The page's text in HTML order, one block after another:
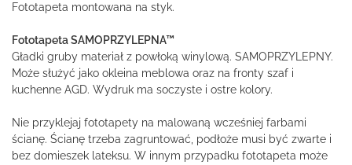
Fototapeta montowana na styk.
Fototapeta SAMOPRZYLEPNA™
Gładki gruby materiał z powłoką winylową. SAMOPRZYLEPNY.
Może służyć jako okleina meblowa oraz na fronty szaf i
kuchenne AGD. Wydruk ma soczyste i ostre kolory.
Nie przyklejaj fototapety na malowaną wcześniej farbami
ścianę. Ścianę trzeba zagruntować, podłoże musi być zwarte i
bez domieszek lateksu. W innym przypadku fototapeta może